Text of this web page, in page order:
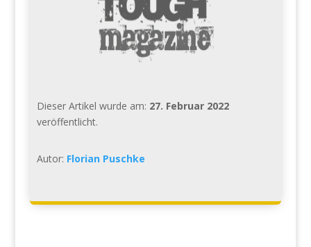
Dieser Artikel wurde am: 27. Februar 2022
veröffentlicht.
Autor: Florian Puschke